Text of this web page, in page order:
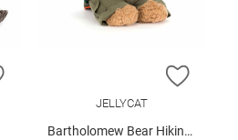
ZUR WUNSCHLISTE HINZUFÜGEN
ZUR
JELLYCAT
Bartholomew Bear Hiking Outfit